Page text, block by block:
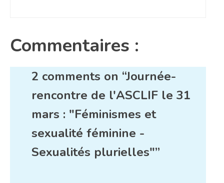
Commentaires :
2 comments on “Journée-
rencontre de l'ASCLIF le 31
mars : "Féminismes et
sexualité féminine -
Sexualités plurielles"”